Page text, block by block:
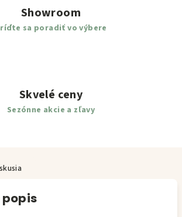
Showroom
sa poradiť vo výbere
Skvelé ceny
Sezónne akcie a zľavy